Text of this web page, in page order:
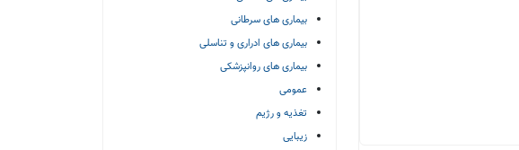
بیماری های سرطانی
بیماری های ادراری و تناسلی
بیماری های روانپزشکی
عمومی
تغذیه و رژیم
زیبایی